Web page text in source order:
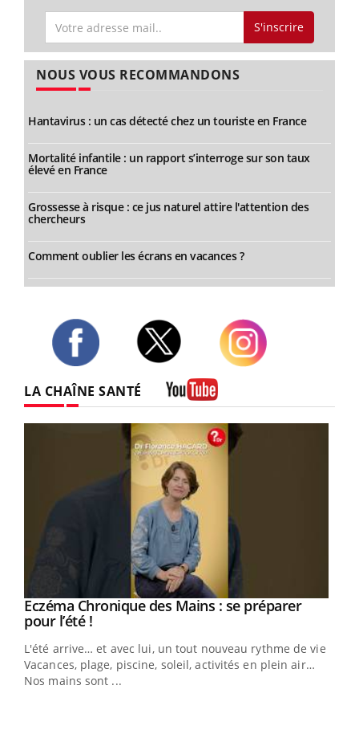
S'inscrire
NOUS VOUS RECOMMANDONS
Hantavirus : un cas détecté chez un touriste en France
Mortalité infantile : un rapport s’interroge sur son taux
élevé en France
Grossesse à risque : ce jus naturel attire l'attention des
chercheurs
Comment oublier les écrans en vacances ?
LA CHAÎNE SANTÉ
Youtube
Eczéma Chronique des Mains : se préparer
pour l’été !Youtube
L'été arrive… et avec lui, un tout nouveau rythme de vie !
Vacances, plage, piscine, soleil, activités en plein air…
Nos mains sont ...